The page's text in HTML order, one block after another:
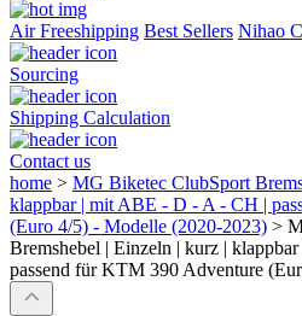
Air Freeshipping Best Sellers Nihao
Sourcing
Shipping Calculation
Contact us
home > MG Biketec ClubSport
klappbar | mit ABE - D - A - CH |
(Euro 4/5) - Modelle (2020-2023) >
Bremshebel | Einzeln | kurz |
passend für KTM 390 Adventure